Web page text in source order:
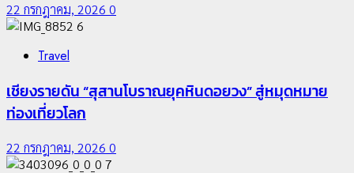
22 กรกฎาคม, 2026 0
6
Travel
เชียงรายดัน “สุสานโบราณยุคหินดอยวง” สู่หมุดหมาย
ท่องเที่ยวโลก
22 กรกฎาคม, 2026 0
7